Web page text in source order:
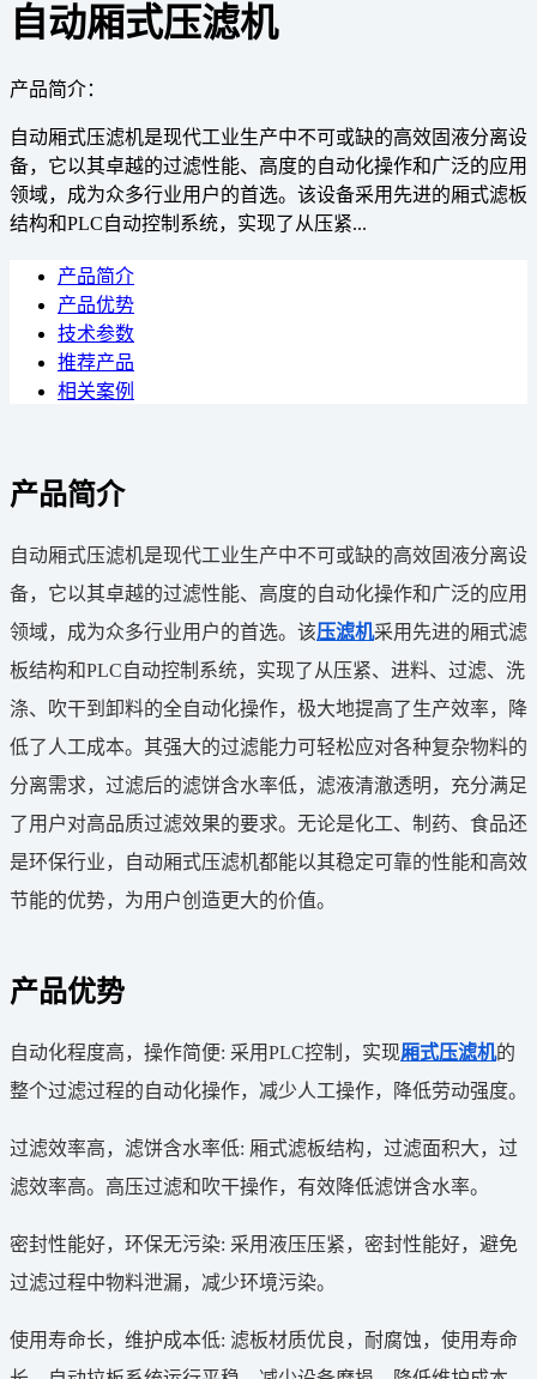
自动厢式压滤机
产品简介：
自动厢式压滤机是现代工业生产中不可或缺的高效固液分离设
备，它以其卓越的过滤性能、高度的自动化操作和广泛的应用
领域，成为众多行业用户的首选。该设备采用先进的厢式滤板
结构和PLC自动控制系统，实现了从压紧...
产品简介
产品优势
技术参数
推荐产品
相关案例
产品简介
自动厢式压滤机是现代工业生产中不可或缺的高效固液分离设
备，它以其卓越的过滤性能、高度的自动化操作和广泛的应用
领域，成为众多行业用户的首选。该压滤机采用先进的厢式滤
板结构和PLC自动控制系统，实现了从压紧、进料、过滤、洗
涤、吹干到卸料的全自动化操作，极大地提高了生产效率，降
低了人工成本。其强大的过滤能力可轻松应对各种复杂物料的
分离需求，过滤后的滤饼含水率低，滤液清澈透明，充分满足
了用户对高品质过滤效果的要求。无论是化工、制药、食品还
是环保行业，自动厢式压滤机都能以其稳定可靠的性能和高效
节能的优势，为用户创造更大的价值。
产品优势
自动化程度高，操作简便: 采用PLC控制，实现厢式压滤机的
整个过滤过程的自动化操作，减少人工操作，降低劳动强度。
过滤效率高，滤饼含水率低: 厢式滤板结构，过滤面积大，过
滤效率高。高压过滤和吹干操作，有效降低滤饼含水率。
密封性能好，环保无污染: 采用液压压紧，密封性能好，避免
过滤过程中物料泄漏，减少环境污染。
使用寿命长，维护成本低: 滤板材质优良，耐腐蚀，使用寿命